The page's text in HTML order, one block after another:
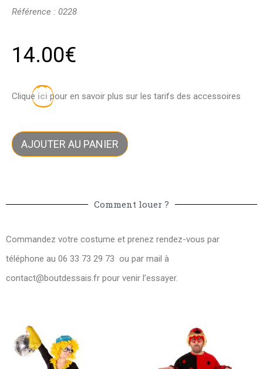
Référence : 0228
14.00€
Clique ici pour en savoir plus sur les tarifs des accessoires
AJOUTER AU PANIER
Comment louer ?
Commandez votre costume et prenez rendez-vous par
téléphone au 06 33 73 29 73 ou par mail à
contact@boutdessais.fr pour venir l’essayer.